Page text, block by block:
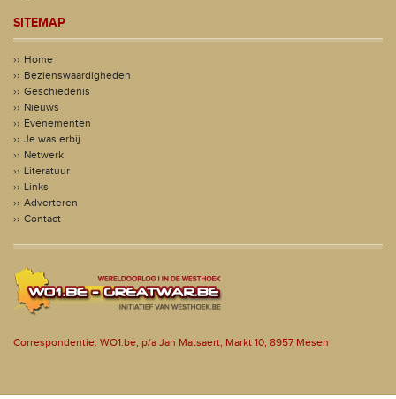
SITEMAP
Home
Bezienswaardigheden
Geschiedenis
Nieuws
Evenementen
Je was erbij
Netwerk
Literatuur
Links
Adverteren
Contact
Correspondentie: WO1.be, p/a Jan Matsaert, Markt 10, 8957 Mesen